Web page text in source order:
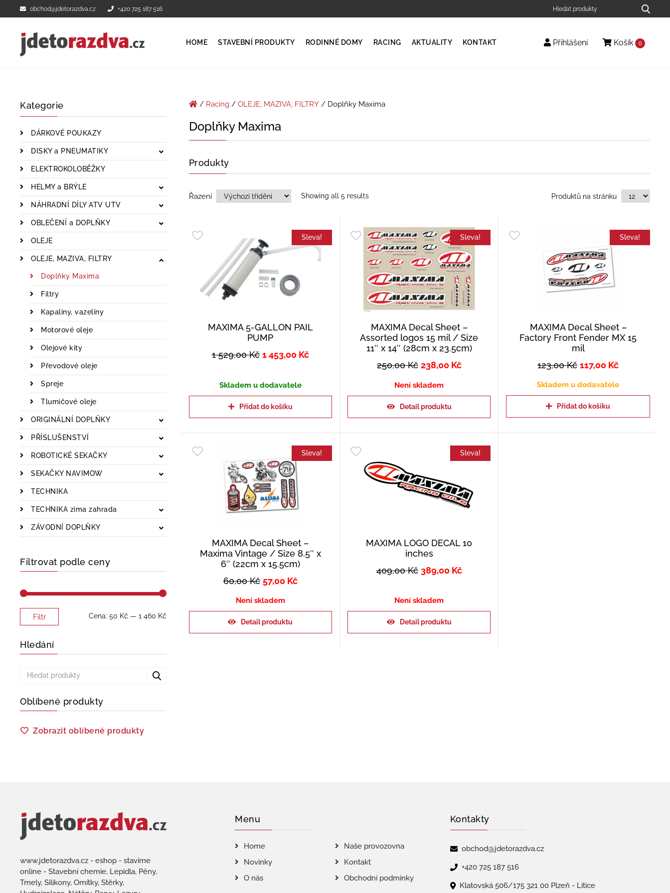
obchod@jdetorazdva.cz +420 725 187 516
HOME STAVEBNÍ PRODUKTY RODINNÉ DOMY RACING AKTUALITY KONTAKT Přihlášení Košík 0
Kategorie
DÁRKOVÉ POUKAZY
DISKY a PNEUMATIKY
ELEKTROKOLOBĚŽKY
HELMY a BRÝLE
NÁHRADNÍ DÍLY ATV UTV
OBLEČENÍ a DOPLŇKY
OLEJE
OLEJE, MAZIVA, FILTRY
Doplňky Maxima
Filtry
Kapaliny, vazelíny
Motorové oleje
Olejové kity
Převodové oleje
Spreje
Tlumičové oleje
ORIGINÁLNÍ DOPLŇKY
PŘÍSLUŠENSTVÍ
ROBOTICKÉ SEKAČKY
SEKAČKY NAVIMOW
TECHNIKA
TECHNIKA zima zahrada
ZÁVODNÍ DOPLŇKY
Filtrovat podle ceny
Minimální
Maximální
Filtr Cena: 50 Kč — 1 460 Kč
Hledání
Oblíbené produkty
Zobrazit oblíbené produkty
/ Racing/ OLEJE, MAZIVA, FILTRY/ Doplňky Maxima
Doplňky Maxima
Produkty
Řazení Showing all 5 results Produktů na stránku
Sleva!
MAXIMA 5-GALLON PAIL
PUMP
1 529,00Kč 1 453,00 Kč
Skladem u dodavatele
Přidat do košíku
Sleva!
MAXIMA Decal Sheet –
Assorted logos 15 mil / Size
11″ x 14″ (28cm x 23.5cm)
250,00Kč 238,00 Kč
Není skladem
Detail produktu
Sleva!
MAXIMA Decal Sheet –
Factory Front Fender MX 15
mil
123,00Kč 117,00 Kč
Skladem u dodavatele
Přidat do košíku
Sleva!
MAXIMA Decal Sheet –
Maxima Vintage / Size 8.5″ x
6″ (22cm x 15.5cm)
60,00Kč 57,00 Kč
Není skladem
Detail produktu
Sleva!
MAXIMA LOGO DECAL 10
inches
409,00Kč 389,00 Kč
Není skladem
Detail produktu
www.jdetorazdva.cz - eshop - stavíme
online - Stavební chemie, Lepidla, Pěny,
Tmely, Silikony, Omítky, Stěrky,
Menu
Home
Naše provozovna
Novinky
Kontakt
O nás
Obchodní podmínky
Kontakty
obchod@jdetorazdva.cz
+420 725 187 516
Klatovská 506/175 321 00 Plzeň - Litice